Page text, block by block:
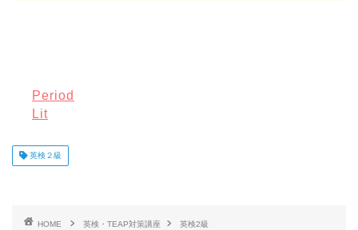
Period
Lit
英検２級
HOME 英検・TEAP対策講座
英検2級